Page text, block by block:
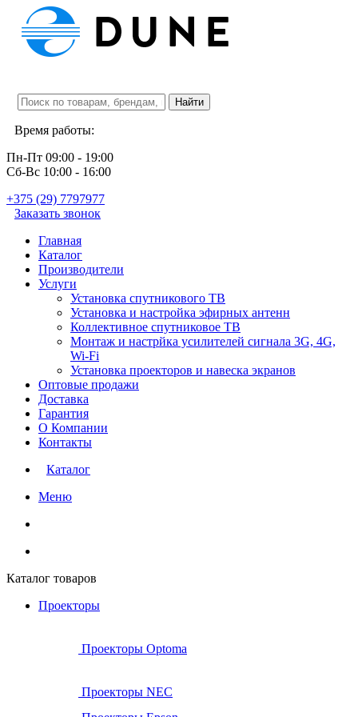
Время работы:
Пн-Пт 09:00 - 19:00
Сб-Вс 10:00 - 16:00
+375 (29) 7797977
Заказать звонок
Главная
Каталог
Производители
Услуги
Установка спутникового ТВ
Установка и настройка эфирных антенн
Коллективное спутниковое ТВ
Монтаж и настрйка усилителей сигнала 3G, 4G,
Wi-Fi
Установка проекторов и навеска экранов
Оптовые продажи
Доставка
Гарантия
О Компании
Контакты
Каталог
Меню
Каталог товаров
Проекторы
Проекторы Optoma
Проекторы NEC